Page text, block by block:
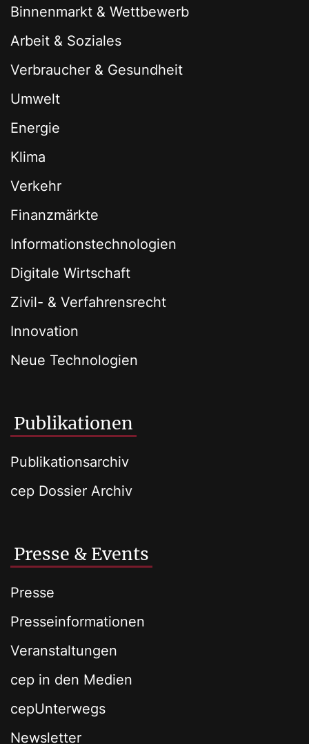
Binnenmarkt & Wettbewerb
Arbeit & Soziales
Verbraucher & Gesundheit
Umwelt
Energie
Klima
Verkehr
Finanzmärkte
Informationstechnologien
Digitale Wirtschaft
Zivil- & Verfahrensrecht
Innovation
Neue Technologien
Publikationen
Publikationsarchiv
cep Dossier Archiv
Presse & Events
Presse
Presseinformationen
Veranstaltungen
cep in den Medien
cepUnterwegs
Newsletter